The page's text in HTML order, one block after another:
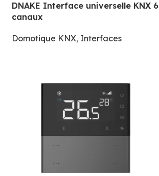
DNAKE Interface universelle KNX 6
canaux
Domotique KNX, Interfaces